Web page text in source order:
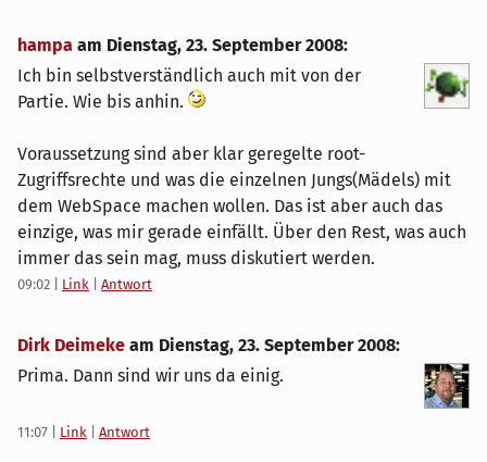
hampa am Dienstag, 23. September 2008:
Ich bin selbstverständlich auch mit von der
Partie. Wie bis anhin.
Voraussetzung sind aber klar geregelte root-
Zugriffsrechte und was die einzelnen Jungs(Mädels) mit
dem WebSpace machen wollen. Das ist aber auch das
einzige, was mir gerade einfällt. Über den Rest, was auch
immer das sein mag, muss diskutiert werden.
09:02 Link Antwort
Dirk Deimeke am Dienstag, 23. September 2008:
Prima. Dann sind wir uns da einig.
11:07 Link Antwort